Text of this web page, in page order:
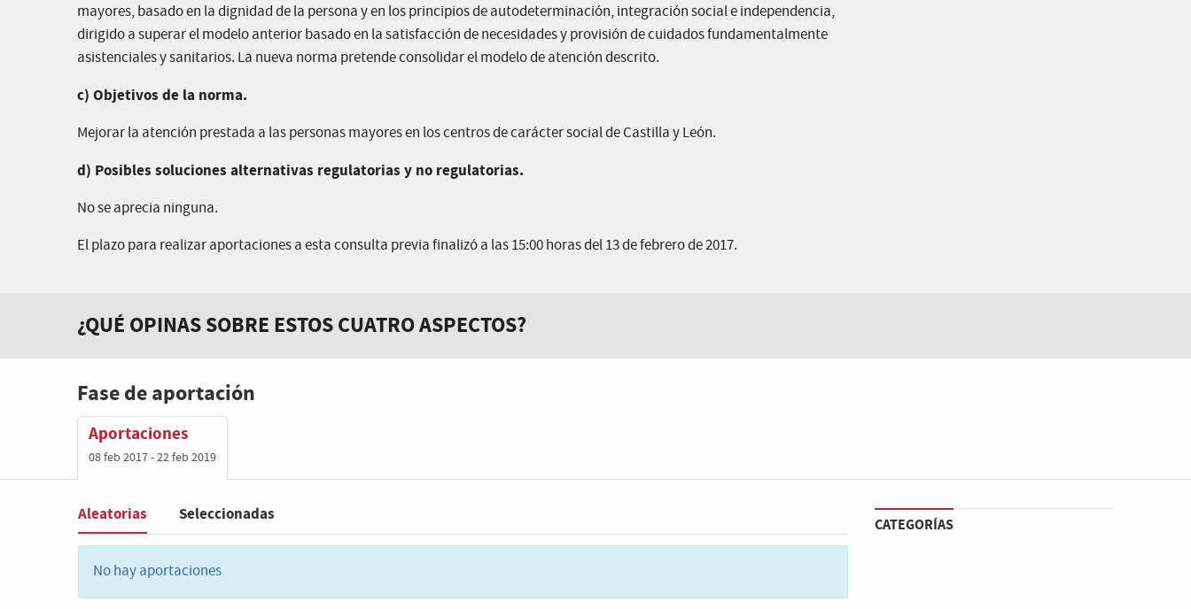
mayores, basado en la dignidad de la persona y en los principios de autodeterminación, integración social e independencia,
dirigido a superar el modelo anterior basado en la satisfacción de necesidades y provisión de cuidados fundamentalmente
asistenciales y sanitarios. La nueva norma pretende consolidar el modelo de atención descrito.
c) Objetivos de la norma.
Mejorar la atención prestada a las personas mayores en los centros de carácter social de Castilla y León.
d) Posibles soluciones alternativas regulatorias y no regulatorias.
No se aprecia ninguna.
El plazo para realizar aportaciones a esta consulta previa finalizó a las 15:00 horas del 13 de febrero de 2017.
¿QUÉ OPINAS SOBRE ESTOS CUATRO ASPECTOS?
Fase de aportación
Aportaciones
08 feb 2017 - 22 feb 2019
Filter:
Aleatorias Seleccionadas
No hay aportaciones
CATEGORÍAS